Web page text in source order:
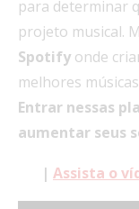
para determinar
projeto musical.
Spotify onde
melhores
Entrar nessas
aumentar seus
| Assista o